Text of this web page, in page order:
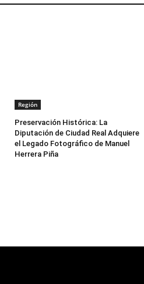
Región
Preservación Histórica: La
Diputación de Ciudad Real Adquiere
el Legado Fotográfico de Manuel
Herrera Piña